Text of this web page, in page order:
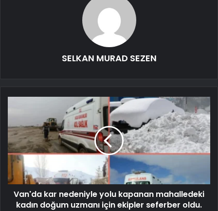
SELKAN MURAD SEZEN
Van'da kar nedeniyle yolu kapanan mahalledeki
kadın doğum uzmanı için ekipler seferber oldu.